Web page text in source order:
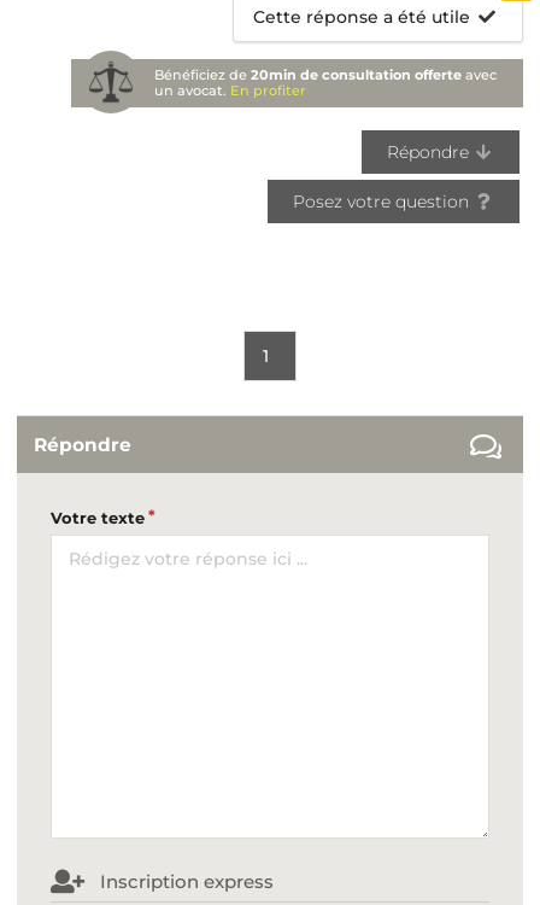
Cette réponse a été utile
Bénéficiez de20min de consultation offerte avec
un avocat. En profiter
Répondre
Posez votre question
1
Répondre
Votre texte
Inscription express